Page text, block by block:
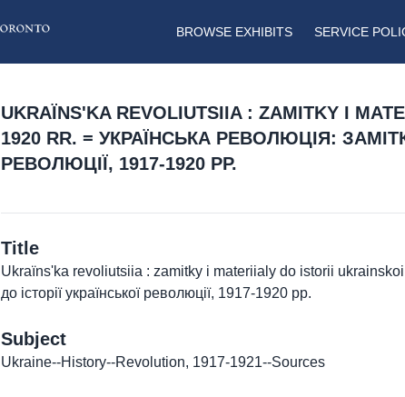
BROWSE EXHIBITS SERVICE
UKRAÏNSʹKA REVOLIUTSIIA : ZAMITKY I
1920 RR. = УКРАЇНСЬКА РЕВОЛЮЦІЯ:
РЕВОЛЮЦІЇ, 1917-1920 РР.
Title
Ukraïnsʹka revoliutsiia : zamitky i materiialy do istorii ukrainskoi
до історії української революції, 1917-1920 рр.
Subject
Ukraine--History--Revolution, 1917-1921--Sources